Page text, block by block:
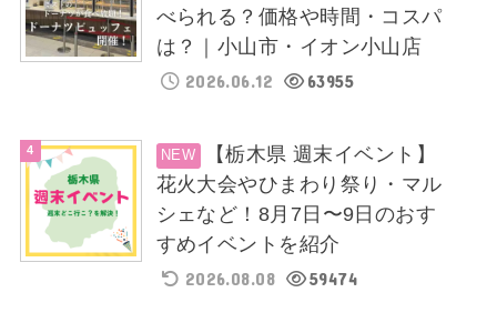
べられる？価格や時間・コスパ
は？｜小山市・イオン小山店
2026.06.12 63955
【栃木県 週末イベント】
花火大会やひまわり祭り・マル
シェなど！8月7日〜9日のおす
すめイベントを紹介
2026.08.08 59474